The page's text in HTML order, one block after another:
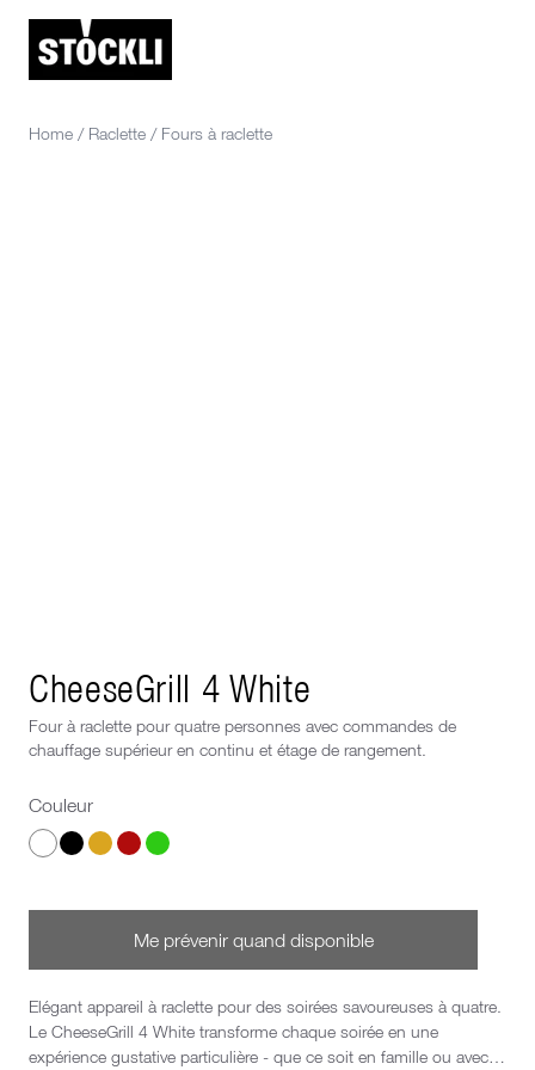
Home / Raclette / Fours à raclette
CheeseGrill 4 White
Four à raclette pour quatre personnes avec commandes de
chauffage supérieur en continu et étage de rangement.
Couleur
Choisis un Couleur
Me prévenir quand disponible
Elégant appareil à raclette pour des soirées savoureuses à quatre.
Le CheeseGrill 4 White transforme chaque soirée en une
expérience gustative particulière - que ce soit en famille ou avec